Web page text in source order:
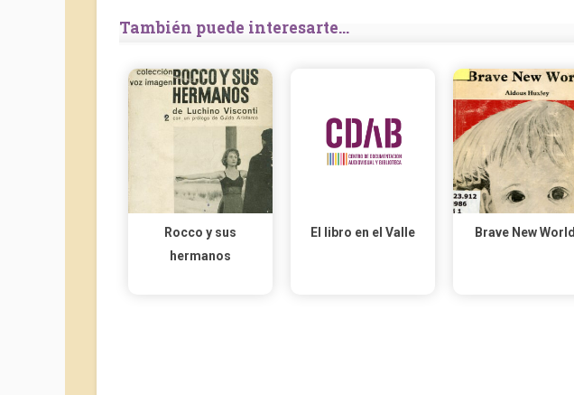
También puede interesarte...
Rocco y sus
hermanos
El libro en el Valle Brave New World